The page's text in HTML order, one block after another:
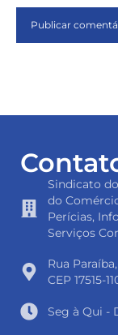
Sindicato
do
Perícias,
Serviços
Rua
CEP 17515-
Seg à Qui -